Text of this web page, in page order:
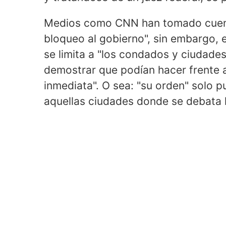
Medios como CNN han tomado
bloqueo al gobierno", sin embargo,
se limita a "los condados y
demostrar que podían hacer frente
inmediata". O sea: "su orden" solo
aquellas ciudades donde se